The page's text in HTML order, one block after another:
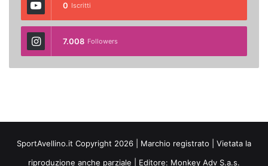
0 Iscritti
7.008 Followers
SportAvellino.it Copyright 2026 | Marchio registrato | Vietata la
riproduzione anche parziale | Editore: Monkey Adv S.a.s.